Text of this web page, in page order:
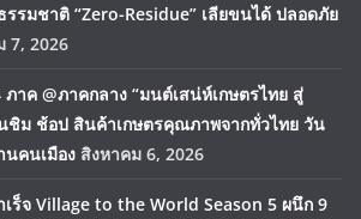
รรมชาติ “Zero-Residue” เลียขนได้ ปลอดภัย
7, 2026
าค @ภาคกลาง “มนต์เสน่ห์เกษตรไทย สู่
ชิม ช้อป สินค้าเกษตรคุณภาพจากทั่วไทย วัน
คนเมือง สิงหาคม 6, 2026
ร็จ Village to the World Season 5 ผนึก 9